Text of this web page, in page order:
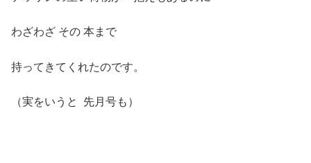
わざわざ その 本まで
持ってきてくれたのです。
（実をいうと 先月号も）